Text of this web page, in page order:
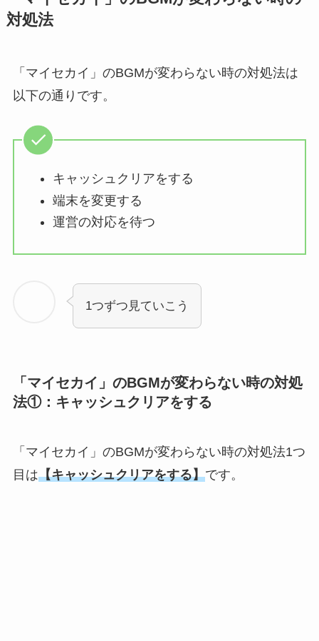
対処法
「マイセカイ」のBGMが変わらない時の対処法は
以下の通りです。
キャッシュクリアをする
端末を変更する
運営の対応を待つ
1つずつ見ていこう
「マイセカイ」のBGMが変わらない時の対処
法①：キャッシュクリアをする
「マイセカイ」のBGMが変わらない時の対処法1つ
目は【キャッシュクリアをする】です。